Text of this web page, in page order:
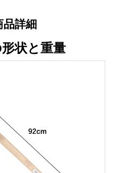
品詳細
状と重量